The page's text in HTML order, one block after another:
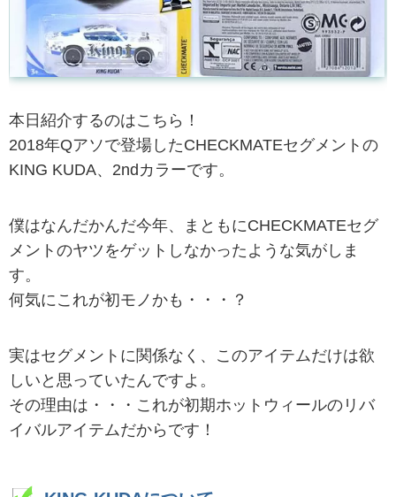
本日紹介するのはこちら！
2018年Qアソで登場したCHECKMATEセグメントの
KING KUDA、2ndカラーです。
僕はなんだかんだ今年、まともにCHECKMATEセグ
メントのヤツをゲットしなかったような気がしま
す。
何気にこれが初モノかも・・・？
実はセグメントに関係なく、このアイテムだけは欲
しいと思っていたんですよ。
その理由は・・・これが初期ホットウィールのリバ
イバルアイテムだからです！